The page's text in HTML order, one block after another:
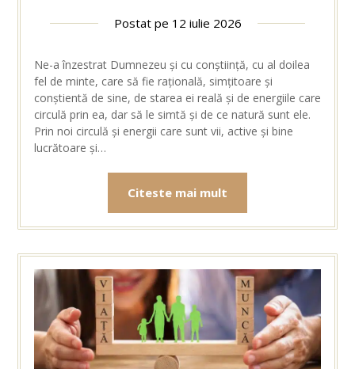
Postat pe 12 iulie 2026
Ne-a înzestrat Dumnezeu și cu conștiință, cu al doilea
fel de minte, care să fie rațională, simțitoare și
conștientă de sine, de starea ei reală și de energiile care
circulă prin ea, dar să le simtă și de ce natură sunt ele.
Prin noi circulă și energii care sunt vii, active și bine
lucrătoare și…
Citeste mai mult